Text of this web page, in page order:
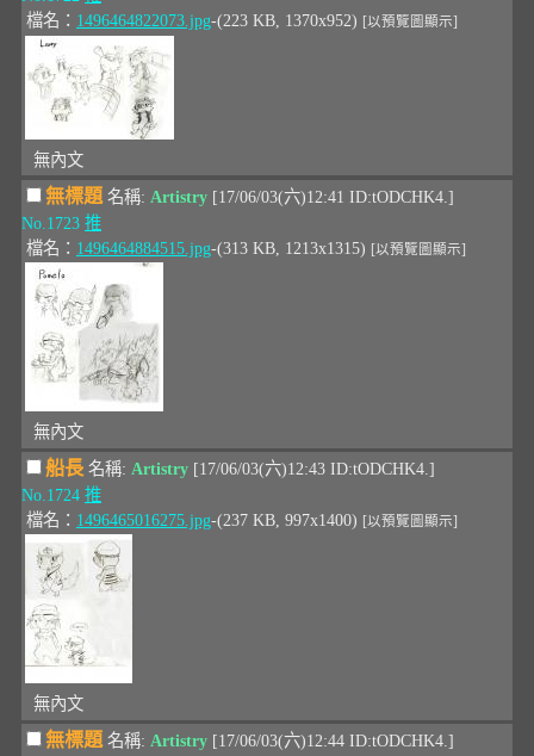
檔名： 1496464822073.jpg-(223 KB, 1370x952) [以預覽圖顯示]
無內文
無標題 名稱: Artistry [17/06/03(六)12:41 ID:tODCHK4.]
No.1723 推
檔名： 1496464884515.jpg-(313 KB, 1213x1315) [以預覽圖顯示]
無內文
船長 名稱: Artistry [17/06/03(六)12:43 ID:tODCHK4.]
No.1724 推
檔名： 1496465016275.jpg-(237 KB, 997x1400) [以預覽圖顯示]
無內文
無標題名稱: Artistry [17/06/03(六)12:44 ID:tODCHK4.]